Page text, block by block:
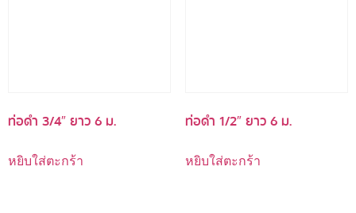
ท่อดำ 3/4″ ยาว 6 ม.
หยิบใส่ตะกร้า
ท่อดำ 1/2″ ยาว 6 ม.
หยิบใส่ตะกร้า